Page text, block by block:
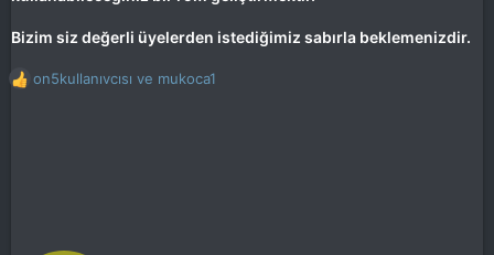
Bizim siz değerli üyelerden istediğimiz sabırla beklemenizdir.
T
on5kullanıvcısı ve mukoca1